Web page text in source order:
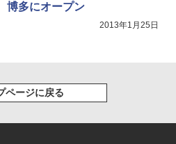
博多にオープン
2013年1月25日
ページに戻る